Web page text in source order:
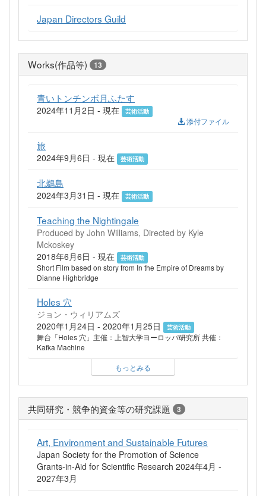
Japan Directors Guild
Works(作品等) 13
青いトンチンボ月ふたす
2024年11月2日 - 現在 芸術活動
添付ファイル
旅
2024年9月6日 - 現在 芸術活動
北鵜島
2024年3月31日 - 現在 芸術活動
Teaching the Nightingale
Produced by John Williams, Directed by Kyle
Mckoskey
2018年6月6日 - 現在
芸術活動
Short Film based on story from In the Empire of Dreams by
Dianne Highbridge
Holes 穴
ジョン・ウィリアムズ
2020年1月24日 - 2020年1月25日
芸術活動
舞台「Holes 穴」主催：上智大学ヨーロッパ研究所 共催：
Kafka Machine
もっとみる
共同研究・競争的資金等の研究課題 3
Art, Environment and Sustainable Futures
Japan Society for the Promotion of Science
Grants-in-Aid for Scientific Research 2024年4月 -
2027年3月